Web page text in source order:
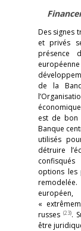
Des signes
et privés
présence
de la
est de bon
Banque
utilisés
détruire
options les
«
russes (23).
être